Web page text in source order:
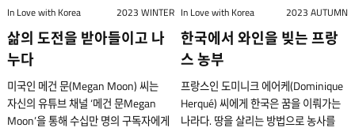
전 세계를 돌아다니기로 결심하면서
도시인 서울을 택했다. 캄부 씨는
2012년 한국에 도착해 교환학생
과정을 마친 후 고려대학교에서
경영학을 공부했다. 그는 음악 덕분에
자신의 사업적 감각을 발견하게 되었다.
음악 애호가로서 몇 년 동안 중고 음반
이어가고 싶어요.” 좋은 사람과 좋은
전엔 일본 도쿄의 번화가인 오모테산도
(Omotesando 表参道)에서 미용사로
일했다. 그가 고용된 미용실엔 손님이
아주 많았다. 한 시간에 무려 14명이나
커트한 적이 있을 정도였다. 밀려드는
고객들을 상대하기 바빠 그는 손님의
제주도 해변에 앉아 있었다. 산소통도
없이 해산물을 채취하는 제주
해녀들에게 정보를 얻기 위해서였다.
그녀는 제 입에 성게를 넣어 주셨어요.
그래서 그냥 거기에 앉아 먹기만 했죠.
해녀들이 물질을 끝내고 잠수복을 입은
편한 작은 카메라를 가지고 다닌다. 바트
반 그늑튼 씨의 첫 한국 여행은 생각보다
많은 시행착오가 있었다. 2014년
스페인어를 공부하는 동안 그는 한국인
여학생과 데이트하고 있었고, 이를
계기로 서울의 성균관대학교
In Love with Korea 2023 WINTER
삶의 도전을 받아들이고 나
누다
미국인 메건 문(Megan Moon) 씨는
자신의 유튜브 채널 ‘메건 문Megan
Moon’을 통해 수십만 명의 구독자에게
In Love with Korea 2023 AUTUMN
한국에서 와인을 빚는 프랑
스 농부
프랑스인 도미니크 에어케(Dominique
Herqué) 씨에게 한국은 꿈을 이뤄가는
나라다. 땅을 살리는 방법으로 농사를